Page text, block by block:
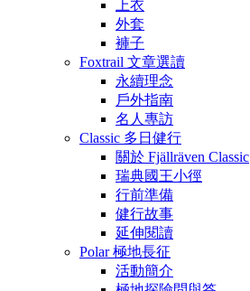
上衣
外套
褲子
Foxtrail 文章選讀
永續理念
戶外指南
名人專訪
Classic 多日健行
關於 Fjällräven Classic
瑞典國王小徑
行前準備
健行故事
延伸閱讀
Polar 極地長征
活動簡介